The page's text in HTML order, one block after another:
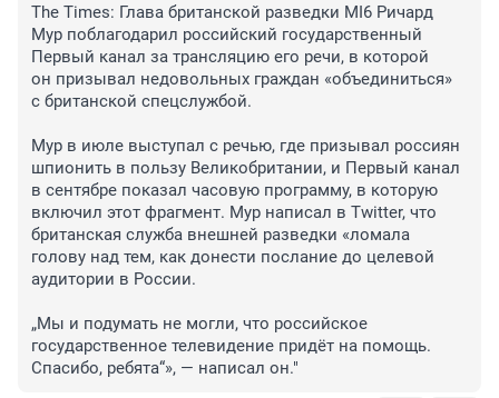
The Times: Глава британской разведки MI6 Ричард
Мур поблагодарил российский государственный
Первый канал за трансляцию его речи, в которой
он призывал недовольных граждан «объединиться»
с британской спецслужбой.
Мур в июле выступал с речью, где призывал россиян
шпионить в пользу Великобритании, и Первый канал
в сентябре показал часовую программу, в которую
включил этот фрагмент. Мур написал в Twitter, что
британская служба внешней разведки «ломала
голову над тем, как донести послание до целевой
аудитории в России.
„Мы и подумать не могли, что российское
государственное телевидение придёт на помощь.
Спасибо, ребята“», — написал он."